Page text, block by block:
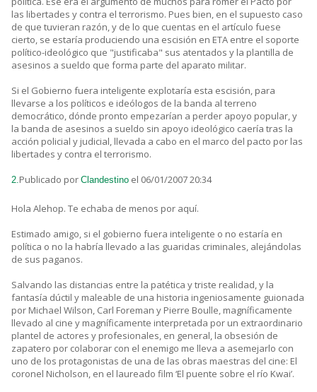
las libertades y contra el terrorismo. Pues bien, en el supuesto caso
de que tuvieran razón, y de lo que cuentas en el artículo fuese
cierto, se estaría produciendo una escisión en ETA entre el soporte
político-ideológico que "justificaba" sus atentados y la plantilla de
asesinos a sueldo que forma parte del aparato militar.
Si el Gobierno fuera inteligente explotaría esta escisión, para
llevarse a los políticos e ideólogos de la banda al terreno
democrático, dónde pronto empezarían a perder apoyo popular, y
la banda de asesinos a sueldo sin apoyo ideológico caería tras la
acción policial y judicial, llevada a cabo en el marco del pacto por las
libertades y contra el terrorismo.
2.Publicado por Clandestino el 06/01/2007 20:34
Hola Alehop. Te echaba de menos por aquí.
Estimado amigo, si el gobierno fuera inteligente o no estaría en
política o no la habría llevado a las guaridas criminales, alejándolas
de sus paganos.
Salvando las distancias entre la patética y triste realidad, y la
fantasía dúctil y maleable de una historia ingeniosamente guionada
por Michael Wilson, Carl Foreman y Pierre Boulle, magníficamente
llevado al cine y magníficamente interpretada por un extraordinario
plantel de actores y profesionales, en general, la obsesión de
zapatero por colaborar con el enemigo me lleva a asemejarlo con
uno de los protagonistas de una de las obras maestras del cine: El
coronel Nicholson, en el laureado film ‘El puente sobre el río Kwai’.